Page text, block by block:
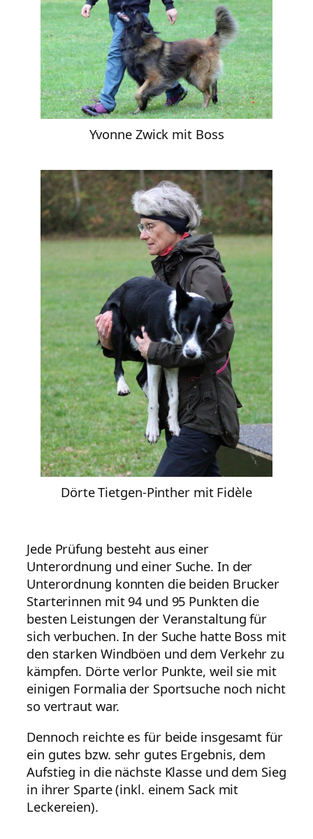
Yvonne Zwick mit Boss
Dörte Tietgen-Pinther mit Fidèle
Jede Prüfung besteht aus einer
Unterordnung und einer Suche. In der
Unterordnung konnten die beiden Brucker
Starterinnen mit 94 und 95 Punkten die
besten Leistungen der Veranstaltung für
sich verbuchen. In der Suche hatte Boss mit
den starken Windböen und dem Verkehr zu
kämpfen. Dörte verlor Punkte, weil sie mit
einigen Formalia der Sportsuche noch nicht
so vertraut war.
Dennoch reichte es für beide insgesamt für
ein gutes bzw. sehr gutes Ergebnis, dem
Aufstieg in die nächste Klasse und dem Sieg
in ihrer Sparte (inkl. einem Sack mit
Leckereien).